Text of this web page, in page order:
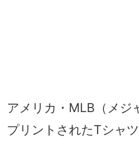
アメリカ・MLB（メジ
プリントされたTシャツ